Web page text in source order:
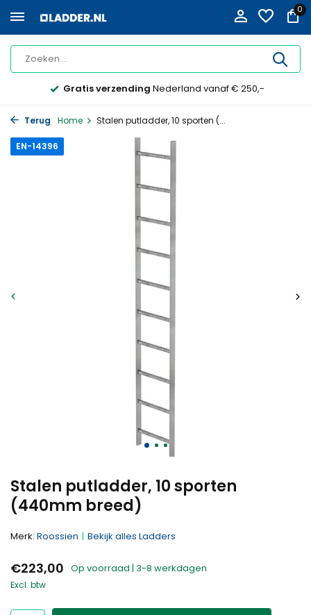
0
Gratis verzending Nederland vanaf € 250,-
Terug Home Stalen putladder, 10 sporten (...
Stalen putladder, 10 sporten
(440mm breed)
EN-14396
Merk: Roossien Bekijk alles Ladders
€223,00 Op voorraad | 3-8 werkdagen
Excl. btw